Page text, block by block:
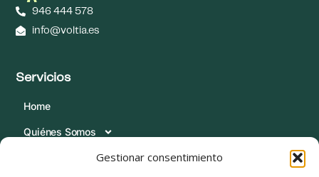
Gestionar consentimiento
946 444 578
info@voltia.es
Servicios
Home
Quiénes Somos